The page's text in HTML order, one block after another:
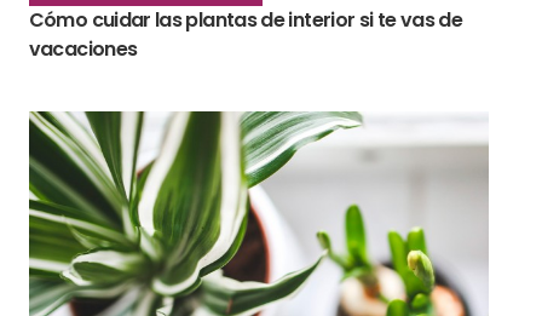
Cómo cuidar las plantas de interior si te vas de
vacaciones